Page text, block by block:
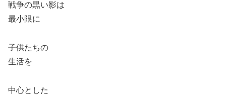
戦争の黒い影は
最小限に
子供たちの
生活を
中心とした